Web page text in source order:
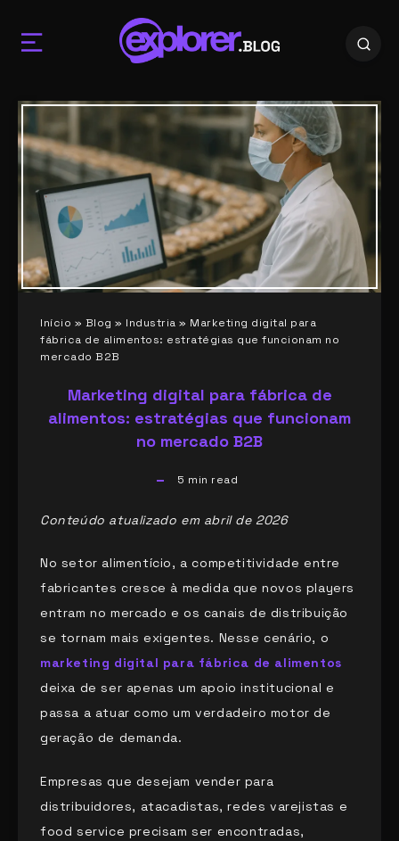
Início » Blog » Industria » Marketing digital para
fábrica de alimentos: estratégias que funcionam no
mercado B2B
Marketing digital para fábrica de
alimentos: estratégias que funcionam
no mercado B2B
5 min read
Conteúdo atualizado em abril de 2026
No setor alimentício, a competitividade entre
fabricantes cresce à medida que novos players
entram no mercado e os canais de distribuição
se tornam mais exigentes. Nesse cenário, o
marketing digital para fábrica de alimentos
deixa de ser apenas um apoio institucional e
passa a atuar como um verdadeiro motor de
geração de demanda.
Empresas que desejam vender para
distribuidores, atacadistas, redes varejistas e
food service precisam ser encontradas,